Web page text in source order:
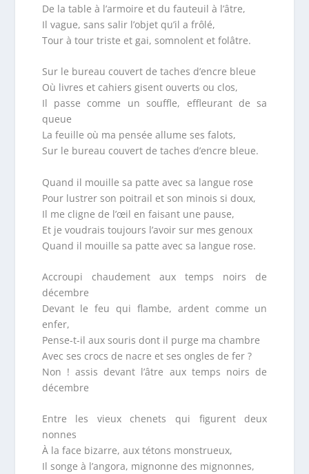
De la table à l’armoire et du fauteuil à l’âtre,
Il vague, sans salir l’objet qu’il a frôlé,
Tour à tour triste et gai, somnolent et folâtre.
Sur le bureau couvert de taches d’encre bleue
Où livres et cahiers gisent ouverts ou clos,
Il passe comme un souffle, effleurant de sa
queue
La feuille où ma pensée allume ses falots,
Sur le bureau couvert de taches d’encre bleue.
Quand il mouille sa patte avec sa langue rose
Pour lustrer son poitrail et son minois si doux,
Il me cligne de l’œil en faisant une pause,
Et je voudrais toujours l’avoir sur mes genoux
Quand il mouille sa patte avec sa langue rose.
Accroupi chaudement aux temps noirs de
décembre
Devant le feu qui flambe, ardent comme un
enfer,
Pense-t-il aux souris dont il purge ma chambre
Avec ses crocs de nacre et ses ongles de fer ?
Non ! assis devant l’âtre aux temps noirs de
décembre
Entre les vieux chenets qui figurent deux
nonnes
À la face bizarre, aux tétons monstrueux,
Il songe à l’angora, mignonne des mignonnes,